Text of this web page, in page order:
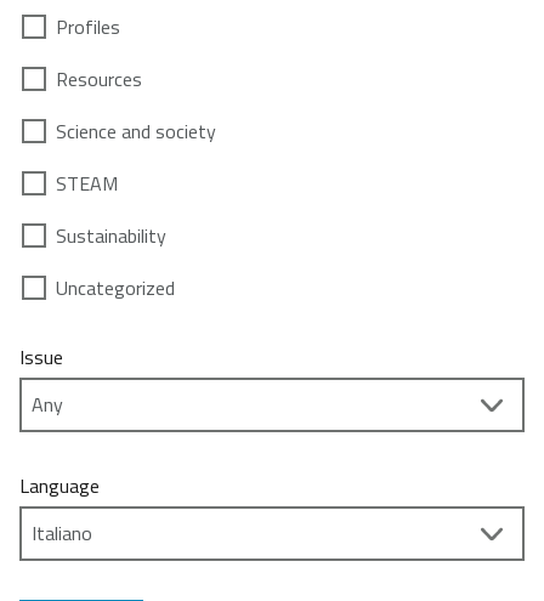
Profiles
Resources
Science and society
STEAM
Sustainability
Uncategorized
Issue
Language